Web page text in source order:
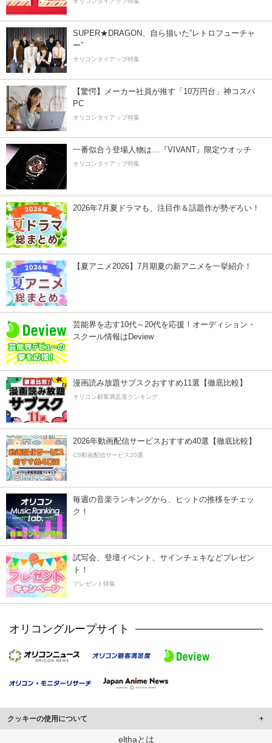
SUPER★DRAGON、自ら描いた”レトロフューチャ
ー”
オリコンタイアップ特集
【驚愕】メーカー社員が推す「10万円台」神コスパ
PC
オリコンタイアップ特集
一番似合う登場人物は…『VIVANT』限定ウオッチ
オリコンタイアップ特集
2026年7月夏ドラマも、注目作＆話題作が勢ぞろい！
【夏アニメ2026】7月期夏の新アニメを一挙紹介！
芸能界を志す10代～20代を応援！オーディション・
スクール情報はDeview
漫画読み放題サブスクおすすめ11選【徹底比較】
オリコン顧客満足度ランキング
2026年動画配信サービスおすすめ40選【徹底比較】
CS動画配信サービス20選
毎週の音楽ランキングから、ヒットの推移をチェッ
ク！
試写会、登壇イベント、サインチェキなどプレゼン
ト！
プレゼント特集
オリコングループサイト
クッキーの使用について
このサイトでは Cookie を使用して、ユーザーに合わせたコンテンツや広告の
elthaとは